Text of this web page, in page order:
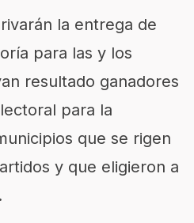
la entrega de
para las y los
resultado ganadores
para la
que se rigen
y que eligieron a